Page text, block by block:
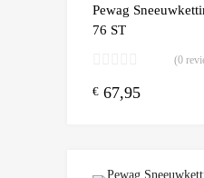
Pewag
76 ST
(0
€ 67,95